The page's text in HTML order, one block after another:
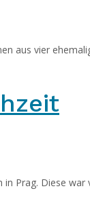
aus vier
Prag. Diese